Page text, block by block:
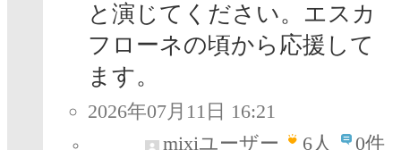
と演じてください。エスカ
フローネの頃から応援して
ます。
2026年07月11日 16:21
mixiユーザー
6人 0件